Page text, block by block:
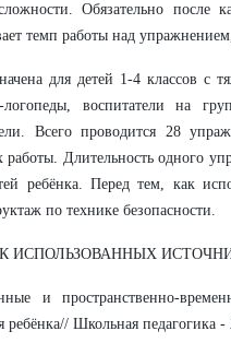
Обязательно после
темп работы над
для детей 1-4 классов с
логопеды, воспитатели на
Всего проводится 28
Длительность одного
ребёнка. Перед тем, как
по технике безопасности.
ИСПОЛЬЗОВАННЫХ
и пространственно-
ребёнка// Школьная